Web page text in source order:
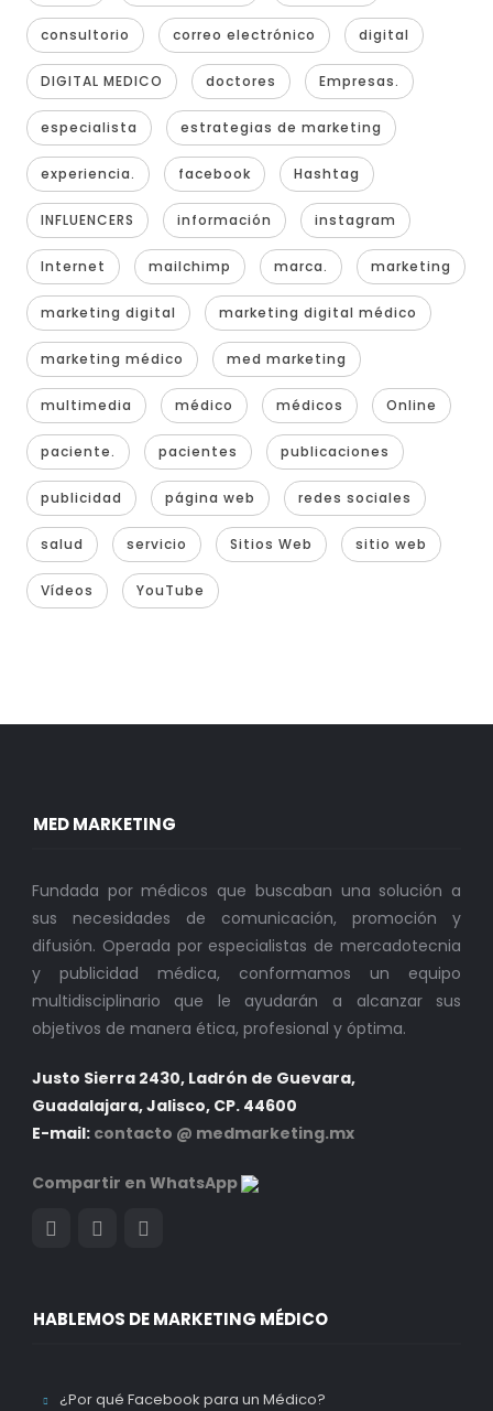
consultorio correo electrónico digital
DIGITAL MEDICO doctores Empresas.
especialista estrategias de marketing
experiencia. facebook Hashtag
INFLUENCERS información instagram
Internet mailchimp marca. marketing
marketing digital marketing digital médico
marketing médico med marketing
multimedia médico médicos Online
paciente. pacientes publicaciones
publicidad página web redes sociales
salud servicio Sitios Web sitio web
Vídeos YouTube
MED MARKETING
Fundada por médicos que buscaban una solución a
sus necesidades de comunicación, promoción y
difusión. Operada por especialistas de mercadotecnia
y publicidad médica, conformamos un equipo
multidisciplinario que le ayudarán a alcanzar sus
objetivos de manera ética, profesional y óptima.
Justo Sierra 2430, Ladrón de Guevara,
Guadalajara, Jalisco, CP. 44600
E-mail: contacto @ medmarketing.mx
Compartir en WhatsApp
HABLEMOS DE MARKETING MÉDICO
¿Por qué Facebook para un Médico?